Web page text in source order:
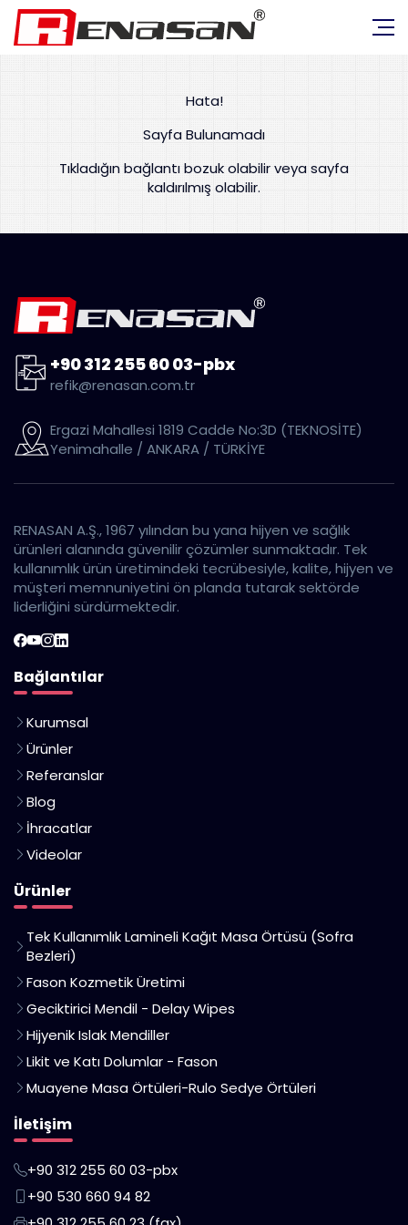
Hata!
Sayfa Bulunamadı
Tıkladığın bağlantı bozuk olabilir veya sayfa
kaldırılmış olabilir.
+90 312 255 60 03-pbx
refik@renasan.com.tr
Ergazi Mahallesi 1819 Cadde No:3D (TEKNOSİTE)
Yenimahalle / ANKARA / TÜRKİYE
RENASAN A.Ş., 1967 yılından bu yana hijyen ve sağlık
ürünleri alanında güvenilir çözümler sunmaktadır. Tek
kullanımlık ürün üretimindeki tecrübesiyle, kalite, hijyen ve
müşteri memnuniyetini ön planda tutarak sektörde
liderliğini sürdürmektedir.
Bağlantılar
Kurumsal
Ürünler
Referanslar
Blog
İhracatlar
Videolar
Ürünler
Tek Kullanımlık Lamineli Kağıt Masa Örtüsü (Sofra
Bezleri)
Fason Kozmetik Üretimi
Geciktirici Mendil - Delay Wipes
Hijyenik Islak Mendiller
Likit ve Katı Dolumlar - Fason
Muayene Masa Örtüleri-Rulo Sedye Örtüleri
İletişim
+90 312 255 60 03-pbx
+90 530 660 94 82